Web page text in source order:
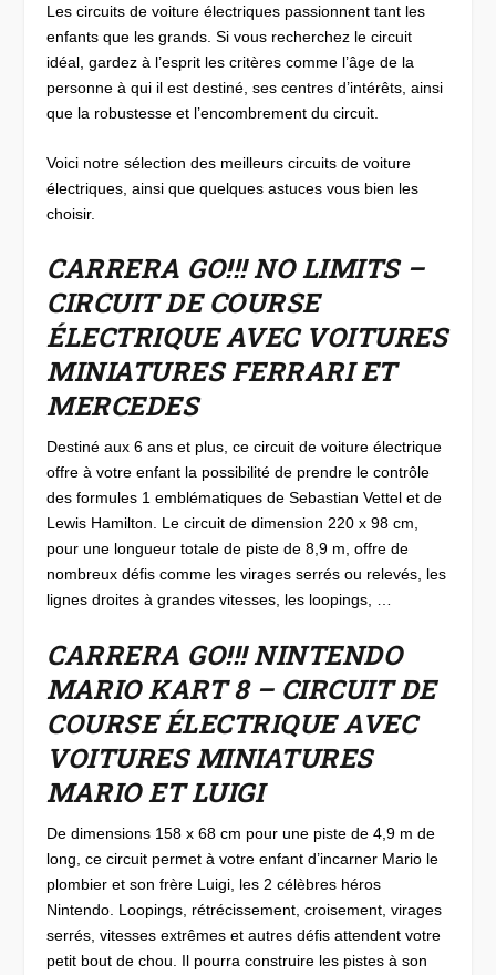
Les circuits de voiture électriques passionnent tant les
enfants que les grands. Si vous recherchez le circuit
idéal, gardez à l’esprit les critères comme l’âge de la
personne à qui il est destiné, ses centres d’intérêts, ainsi
que la robustesse et l’encombrement du circuit.
Voici notre sélection des meilleurs circuits de voiture
électriques, ainsi que quelques astuces vous bien les
choisir.
CARRERA GO!!! NO LIMITS –
CIRCUIT DE COURSE
ÉLECTRIQUE AVEC VOITURES
MINIATURES FERRARI ET
MERCEDES
Destiné aux 6 ans et plus, ce circuit de voiture électrique
offre à votre enfant la possibilité de prendre le contrôle
des formules 1 emblématiques de Sebastian Vettel et de
Lewis Hamilton. Le circuit de dimension 220 x 98 cm,
pour une longueur totale de piste de 8,9 m, offre de
nombreux défis comme les virages serrés ou relevés, les
lignes droites à grandes vitesses, les loopings, …
CARRERA GO!!! NINTENDO
MARIO KART 8 – CIRCUIT DE
COURSE ÉLECTRIQUE AVEC
VOITURES MINIATURES
MARIO ET LUIGI
De dimensions 158 x 68 cm pour une piste de 4,9 m de
long, ce circuit permet à votre enfant d’incarner Mario le
plombier et son frère Luigi, les 2 célèbres héros
Nintendo. Loopings, rétrécissement, croisement, virages
serrés, vitesses extrêmes et autres défis attendent votre
petit bout de chou. Il pourra construire les pistes à son